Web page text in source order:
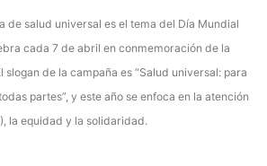
de salud universal es el tema del Día Mundial
cada 7 de abril en conmemoración de la
slogan de la campaña es “Salud universal: para
partes”, y este año se enfoca en la atención
la equidad y la solidaridad.